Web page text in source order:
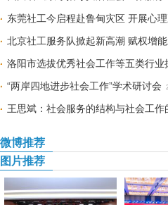
东莞社工今启程赴鲁甸灾区 开展心
北京社工服务队掀起新高潮 赋权增
洛阳市选拔优秀社会工作等五类行业
“两岸四地进步社会工作”学术研讨会
王思斌：社会服务的结构与社会工作
微博推荐
图片推荐